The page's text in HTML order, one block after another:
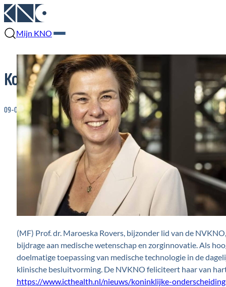
Mijn KNO
Koninklijke onderscheiding voor
09-05-2026
(MF) Prof. dr. Maroeska Rovers, bijzonder lid van de
bijdrage aan medische wetenschap en zorginnovatie. Als
doelmatige toepassing van medische technologie in de
klinische besluitvorming. De NVKNO feliciteert haar van
https://www.icthealth.nl/nieuws/koninklijke-